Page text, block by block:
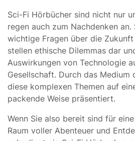
Sci-Fi Hörbücher sind nicht nur
regen auch zum Nachdenken
wichtige Fragen über die
stellen ethische Dilemmas dar
Auswirkungen von Technologie
Gesellschaft. Durch das Medium
diese komplexen Themen auf
packende Weise präsentiert.
Wenn Sie also bereit sind für
Raum voller Abenteuer und